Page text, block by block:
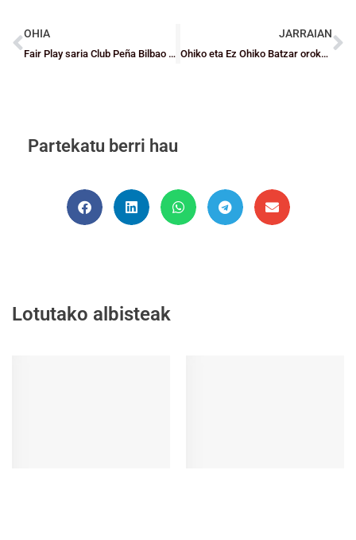
OHIA
Fair Play saria Club Peña Bilbao Basket-en Erandio SBT taldearentzat
JARRAIAN
Ohiko eta Ez Ohiko Batzar orokorra ekainaren 26an
Partekatu berri hau
Lotutako albisteak